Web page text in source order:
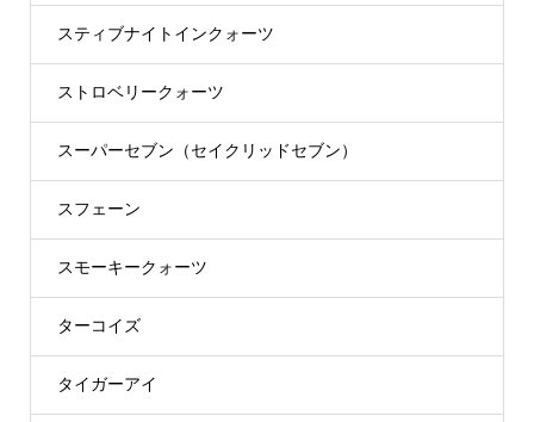
スティブナイトインクォーツ
ストロベリークォーツ
スーパーセブン（セイクリッドセブン）
スフェーン
スモーキークォーツ
ターコイズ
タイガーアイ